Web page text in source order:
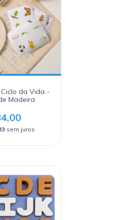
da Vida -
Madeira
sem juros